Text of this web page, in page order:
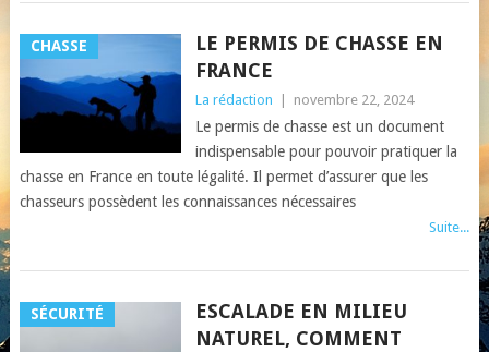
CHASSE
LE PERMIS DE CHASSE EN
FRANCE
La rédaction novembre 22, 2024
Le permis de chasse est un document
indispensable pour pouvoir pratiquer la
chasse en France en toute légalité. Il permet d’assurer que les
chasseurs possèdent les connaissances nécessaires
Suite...
SÉCURITÉ
ESCALADE EN MILIEU
NATUREL, COMMENT